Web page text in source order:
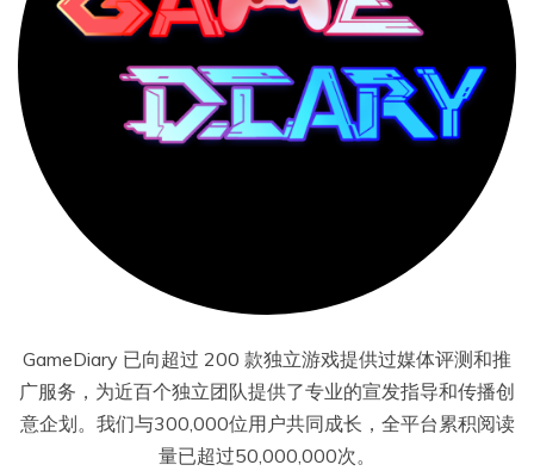
GameDiary 已向超过 200 款独立游戏提供过媒体评测和推
广服务，为近百个独立团队提供了专业的宣发指导和传播创
意企划。我们与300,000位用户共同成长，全平台累积阅读
量已超过50,000,000次。